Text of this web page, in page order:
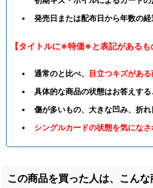
発売日または配布日から年数の
【タイトルに※特価※と表記があるも
通常のと比べ、 目立つキズがあ
具体的な商品の状態はお答えする
傷が多いもの、大きな凹み、折
シングルカードの状態を気になさ
この商品を買った人は、こん